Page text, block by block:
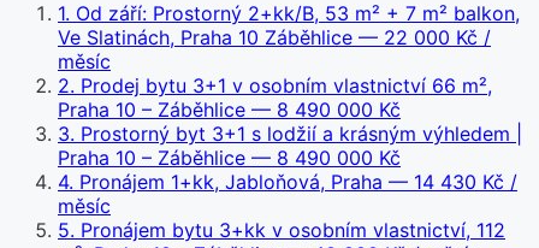
1. Od září: Prostorný 2+kk/B, 53 m² + 7 m² balkon,
Ve Slatinách, Praha 10 Záběhlice — 22 000 Kč /
měsíc
2. Prodej bytu 3+1 v osobním vlastnictví 66 m²,
Praha 10 – Záběhlice — 8 490 000 Kč
3. Prostorný byt 3+1 s lodžií a krásným výhledem |
Praha 10 – Záběhlice — 8 490 000 Kč
4. Pronájem 1+kk, Jabloňová, Praha — 14 430 Kč /
měsíc
5. Pronájem bytu 3+kk v osobním vlastnictví, 112